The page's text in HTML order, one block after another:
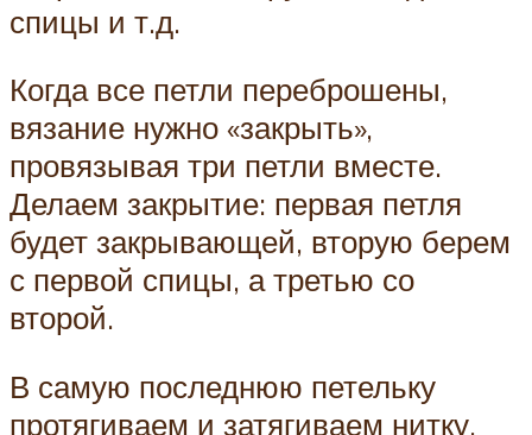
спицы и т.д.
Когда все петли переброшены,
вязание нужно «закрыть»,
провязывая три петли вместе.
Делаем закрытие: первая петля
будет закрывающей, вторую берем
с первой спицы, а третью со
второй.
В самую последнюю петельку
протягиваем и затягиваем нитку,